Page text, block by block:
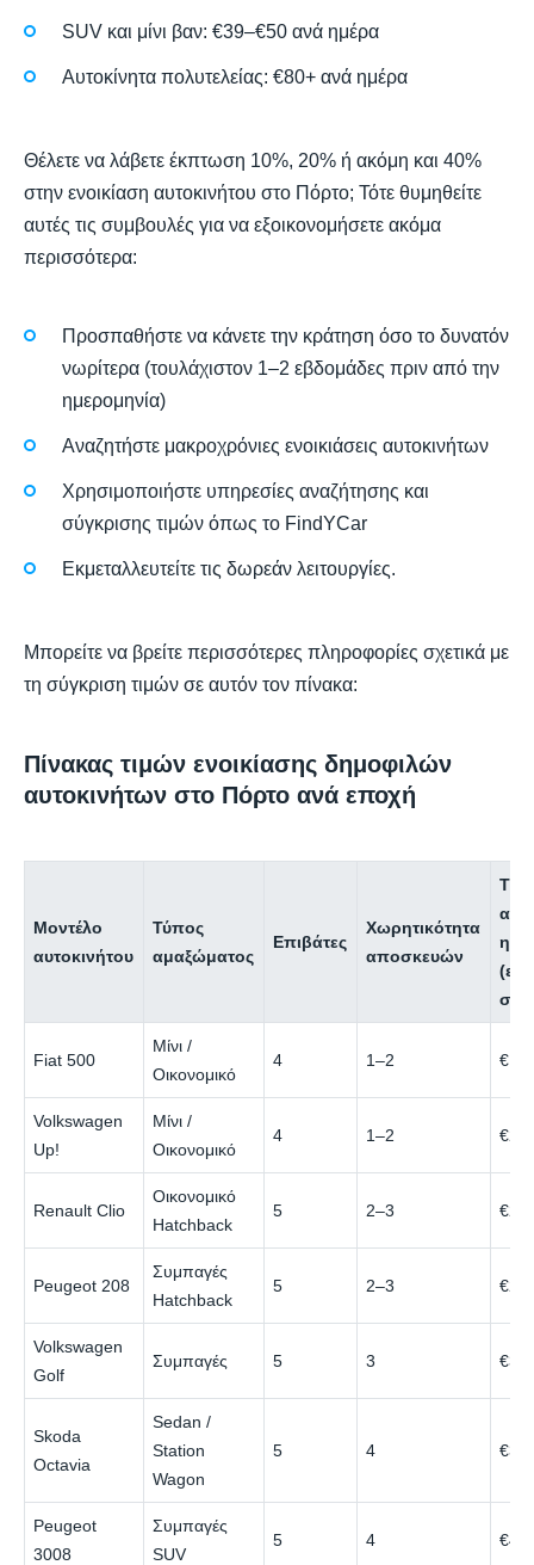
SUV και μίνι βαν: €39–€50 ανά ημέρα
Αυτοκίνητα πολυτελείας: €80+ ανά ημέρα
Θέλετε να λάβετε έκπτωση 10%, 20% ή ακόμη και 40%
στην ενοικίαση αυτοκινήτου στο Πόρτο; Τότε θυμηθείτε
αυτές τις συμβουλές για να εξοικονομήσετε ακόμα
περισσότερα:
Προσπαθήστε να κάνετε την κράτηση όσο το δυνατόν
νωρίτερα (τουλάχιστον 1–2 εβδομάδες πριν από την
ημερομηνία)
Αναζητήστε μακροχρόνιες ενοικιάσεις αυτοκινήτων
Χρησιμοποιήστε υπηρεσίες αναζήτησης και
σύγκρισης τιμών όπως το FindYCar
Εκμεταλλευτείτε τις δωρεάν λειτουργίες.
Μπορείτε να βρείτε περισσότερες πληροφορίες σχετικά με
τη σύγκριση τιμών σε αυτόν τον πίνακα:
Πίνακας τιμών ενοικίασης δημοφιλών
αυτοκινήτων στο Πόρτο ανά εποχή
Μοντέλο
αυτοκινήτου
Τύπος
αμαξώματος
Επιβάτες
Χωρητικότητα
αποσκευών
ανά
Fiat 500
Μίνι /
Οικονομικό
4 1–2 €18
Volkswagen
Up!
Μίνι /
Οικονομικό
4 1–2 €20
Renault Clio
Οικονομικό
Hatchback
5 2–3 €22
Peugeot 208
Συμπαγές
Hatchback
5 2–3 €25
Volkswagen
Golf
Συμπαγές 5 3 €30
Skoda
Octavia
Sedan /
Station
Wagon
5 4 €35
Peugeot
3008
Συμπαγές
SUV
5 4 €48